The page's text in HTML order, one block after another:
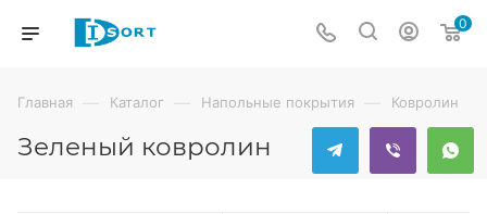
0
Главная — Каталог — Напольные покрытия — Ковролин
Зеленый ковролин